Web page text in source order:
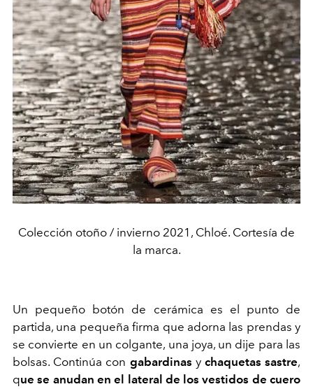
Colección otoño / invierno 2021, Chloé. Cortesía de
la marca.
Un pequeño botón de cerámica es el punto de
partida, una pequeña firma que adorna las prendas y
se convierte en un colgante, una joya, un dije para las
bolsas. Continúa con gabardinas y chaquetas sastre,
que se anudan en el lateral de los vestidos de cuero